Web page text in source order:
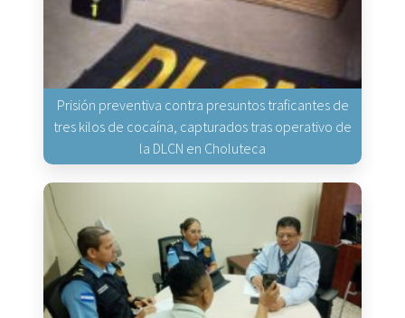
Prisión preventiva contra presuntos traficantes de
tres kilos de cocaína, capturados tras operativo de
la DLCN en Choluteca